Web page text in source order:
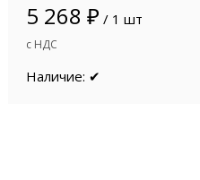
5 268 ₽ / 1 шт
с НДС
Наличие: ✔